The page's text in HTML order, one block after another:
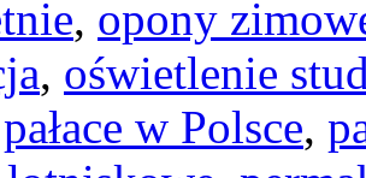
, opony
, oświetlenie
pałace w Polsce,